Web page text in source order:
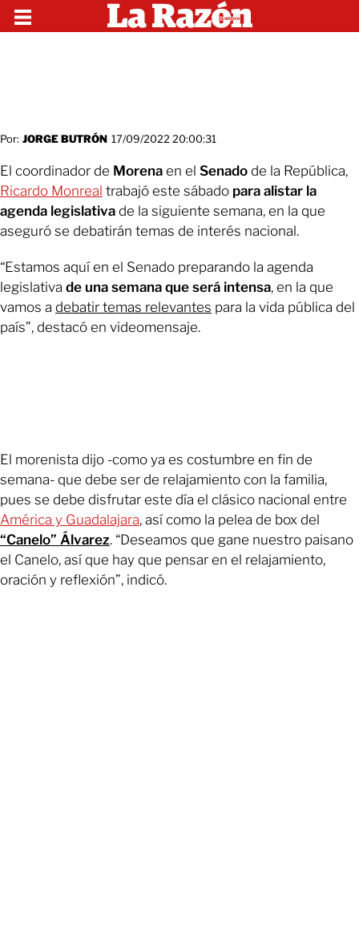
Por: JORGE BUTRÓN 17/09/2022 20:00:31
El coordinador de Morena en el Senado de la República,
Ricardo Monreal trabajó este sábado para alistar la
agenda legislativa de la siguiente semana, en la que
aseguró se debatirán temas de interés nacional.
“Estamos aquí en el Senado preparando la agenda
legislativa de una semana que será intensa, en la que
vamos a debatir temas relevantes para la vida pública del
país”, destacó en videomensaje.
El morenista dijo -como ya es costumbre en fin de
semana- que debe ser de relajamiento con la familia,
pues se debe disfrutar este día el clásico nacional entre
América y Guadalajara, así como la pelea de box del
“Canelo” Álvarez. “Deseamos que gane nuestro paisano
el Canelo, así que hay que pensar en el relajamiento,
oración y reflexión”, indicó.